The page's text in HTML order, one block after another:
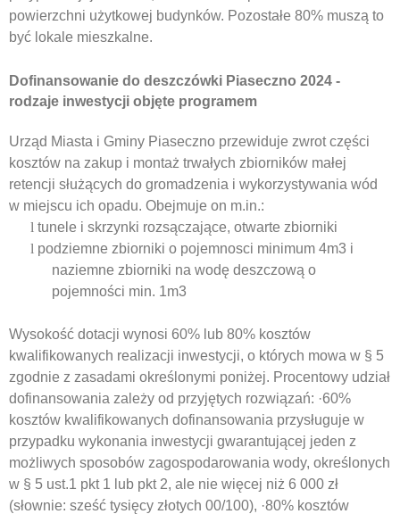
powierzchni użytkowej budynków. Pozostałe 80% muszą to
być lokale mieszkalne.
Dofinansowanie do deszczówki Piaseczno 2024 -
rodzaje inwestycji objęte programem
Urząd Miasta i Gminy Piaseczno przewiduje zwrot części
kosztów na zakup i montaż trwałych zbiorników małej
retencji służących do gromadzenia i wykorzystywania wód
w miejscu ich opadu. Obejmuje on m.in.:
l tunele i skrzynki rozsączające, otwarte zbiorniki
l podziemne zbiorniki o pojemnosci minimum 4m3 i
naziemne zbiorniki na wodę deszczową o
pojemności min. 1m3
Wysokość dotacji wynosi 60% lub 80% kosztów
kwalifikowanych realizacji inwestycji, o których mowa w § 5
zgodnie z zasadami określonymi poniżej. Procentowy udział
dofinansowania zależy od przyjętych rozwiązań: ·60%
kosztów kwalifikowanych dofinansowania przysługuje w
przypadku wykonania inwestycji gwarantującej jeden z
możliwych sposobów zagospodarowania wody, określonych
w § 5 ust.1 pkt 1 lub pkt 2, ale nie więcej niż 6 000 zł
(słownie: sześć tysięcy złotych 00/100), ·80% kosztów